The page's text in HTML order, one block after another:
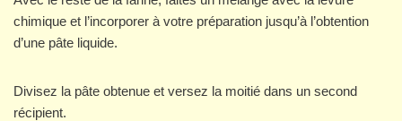
chimique et l’incorporer à votre préparation jusqu’à l’obtention
d’une pâte liquide.
Divisez la pâte obtenue et versez la moitié dans un second
récipient.